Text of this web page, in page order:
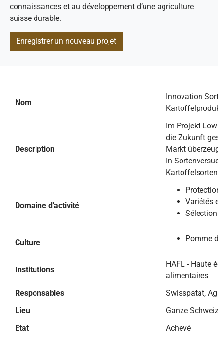
connaissances et au développement d’une agriculture
suisse durable.
Enregistrer un nouveau projet
Nom
Innovation
Description
Im Projekt
die Zukunft
Markt
In
Domaine d'activité
Variétés
Culture Pomme
Institutions
HAFL - Haute
alimentaires
Responsables
Swisspatat,
Lieu
Ganze Schweiz
Etat
Achevé